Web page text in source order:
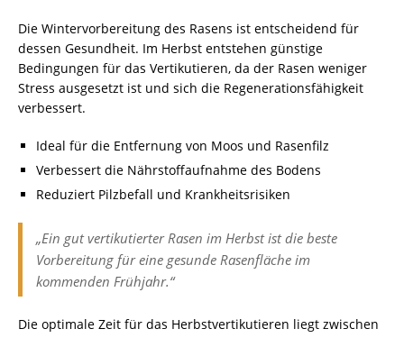
Die Wintervorbereitung des Rasens ist entscheidend für
dessen Gesundheit. Im Herbst entstehen günstige
Bedingungen für das Vertikutieren, da der Rasen weniger
Stress ausgesetzt ist und sich die Regenerationsfähigkeit
verbessert.
Ideal für die Entfernung von Moos und Rasenfilz
Verbessert die Nährstoffaufnahme des Bodens
Reduziert Pilzbefall und Krankheitsrisiken
„Ein gut vertikutierter Rasen im Herbst ist die beste
Vorbereitung für eine gesunde Rasenfläche im
kommenden Frühjahr.“
Die optimale Zeit für das Herbstvertikutieren liegt zwischen